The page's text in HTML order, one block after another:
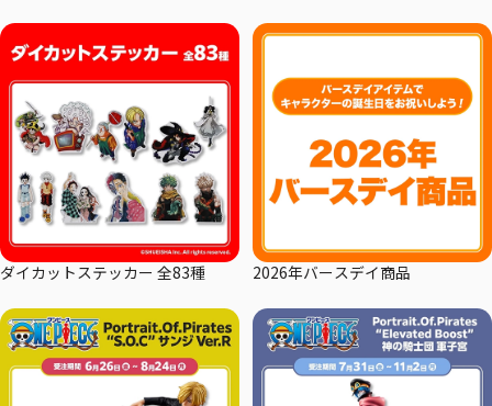
ダイカットステッカー 全83種 2026年バースデイ商品